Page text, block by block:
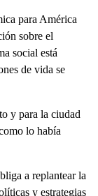
para América
sobre el
social está
de vida se
y para la ciudad
lo había
a replantear la
y estrategias